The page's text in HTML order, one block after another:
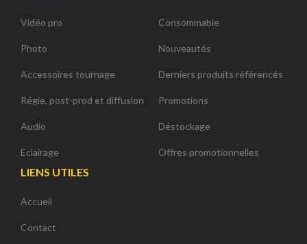
Vidéo pro
Photo
Accessoires tournage
Régie, post-prod et diffusion
Audio
Eclairage
Consommable
Nouveautés
Derniers produits référencés
Promotions
Déstockage
Offres promotionnelles
LIENS UTILES
Accueil
Contact